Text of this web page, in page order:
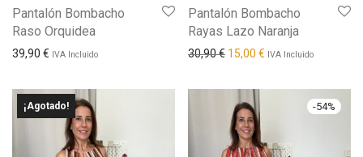
Pantalón Bombacho
Raso Orquidea
39,90 € IVA Incluido
Pantalón Bombacho
Rayas Lazo Naranja
30,90€ El precio original era:
15,00 € El precio actual es:
IVA Incluido
¡Agotado! -54%